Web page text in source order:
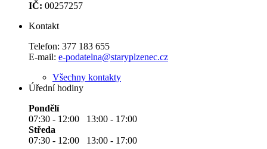
IČ: 00257257
Kontakt
Telefon: 377 183 655
E-mail: e-podatelna@staryplzenec.cz
Všechny kontakty
Úřední hodiny
Pondělí
07:30 - 12:00 13:00 - 17:00
Středa
07:30 - 12:00 13:00 - 17:00